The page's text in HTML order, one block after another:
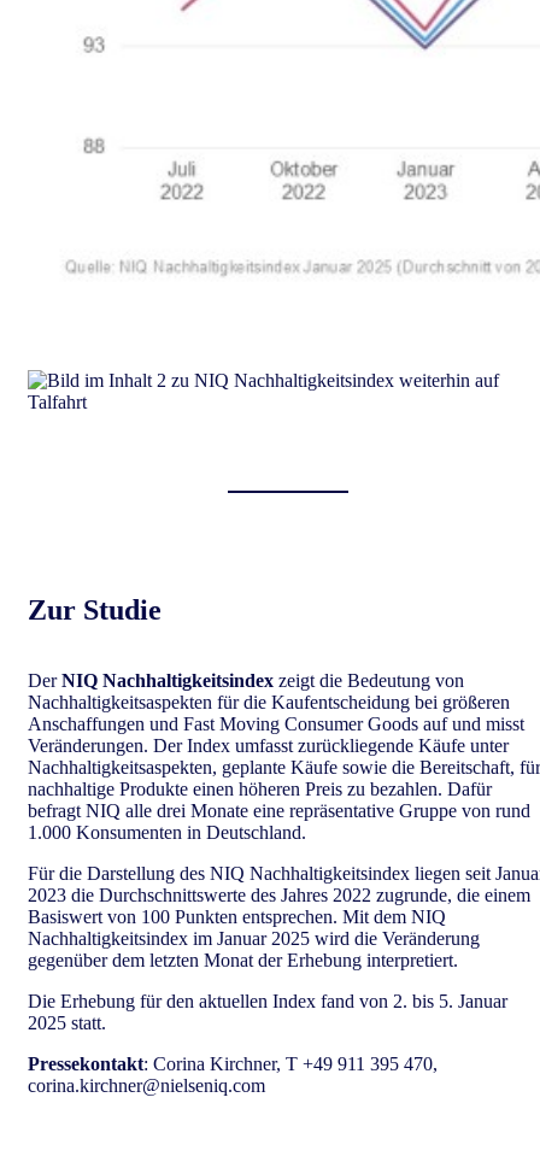
Zur Studie
DerNIQ Nachhaltigkeitsindex zeigt die Bedeutung von
Nachhaltigkeitsaspekten für die Kaufentscheidung bei größeren
Anschaffungen und Fast Moving Consumer Goods auf und misst
Veränderungen. Der Index umfasst zurückliegende Käufe unter
Nachhaltigkeitsaspekten, geplante Käufe sowie die Bereitschaft, für
nachhaltige Produkte einen höheren Preis zu bezahlen. Dafür
befragt NIQ alle drei Monate eine repräsentative Gruppe von rund
1.000 Konsumenten in Deutschland.
Für die Darstellung des NIQ Nachhaltigkeitsindex liegen seit
2023 die Durchschnittswerte des Jahres 2022 zugrunde, die einem
Basiswert von 100 Punkten entsprechen. Mit dem NIQ
Nachhaltigkeitsindex im Januar 2025 wird die Veränderung
gegenüber dem letzten Monat der Erhebung interpretiert.
Die Erhebung für den aktuellen Index fand von 2. bis 5. Januar
2025 statt.
Pressekontakt: Corina Kirchner, T +49 911 395 470,
corina.kirchner@nielseniq.com